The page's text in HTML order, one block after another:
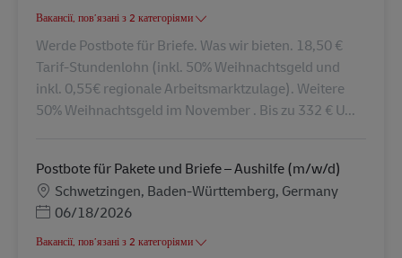
Вакансії, пов’язані з 2 категоріями
Werde Postbote für Briefe. Was wir bieten. 18,50 €
Tarif-Stundenlohn (inkl. 50% Weihnachtsgeld und
inkl. 0,55€ regionale Arbeitsmarktzulage). Weitere
50% Weihnachtsgeld im November . Bis zu 332 € U...
Postbote für Pakete und Briefe – Aushilfe (m/w/d)
Місцезнаходження
Schwetzingen, Baden-Württemberg, Germany
Posted Date
06/18/2026
Вакансії, пов’язані з 2 категоріями